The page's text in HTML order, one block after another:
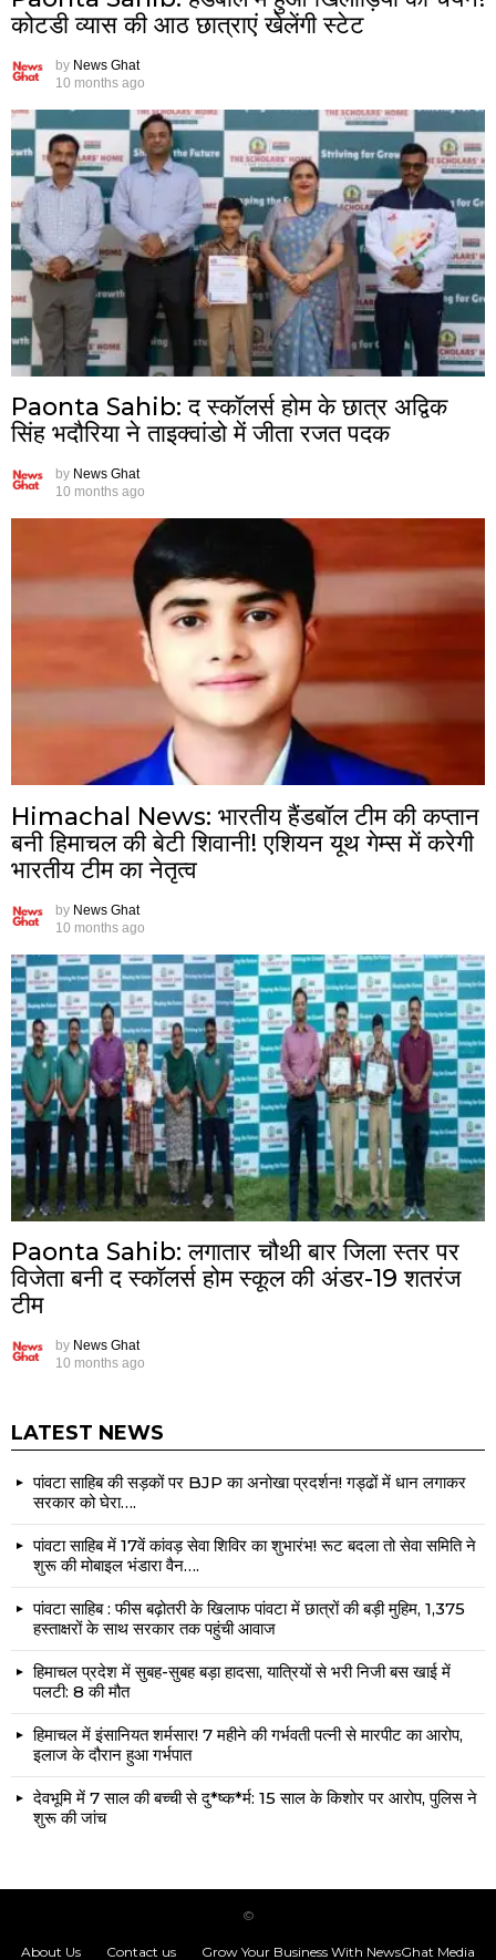
कोटडी व्यास की आठ छात्राएं खेलेंगी स्टेट
by News Ghat
10 months ago
Paonta Sahib: द स्कॉलर्स होम के छात्र अद्विक
सिंह भदौरिया ने ताइक्वांडो में जीता रजत पदक
by News Ghat
10 months ago
Himachal News: भारतीय हैंडबॉल टीम की कप्तान
बनी हिमाचल की बेटी शिवानी! एशियन यूथ गेम्स में करेगी
भारतीय टीम का नेतृत्व
by News Ghat
10 months ago
Paonta Sahib: लगातार चौथी बार जिला स्तर पर
विजेता बनी द स्कॉलर्स होम स्कूल की अंडर-19 शतरंज
टीम
by News Ghat
10 months ago
LATEST NEWS
पांवटा साहिब की सड़कों पर BJP का अनोखा प्रदर्शन! गड्ढों में धान लगाकर
सरकार को घेरा….
पांवटा साहिब में 17वें कांवड़ सेवा शिविर का शुभारंभ! रूट बदला तो सेवा समिति ने
शुरू की मोबाइल भंडारा वैन….
पांवटा साहिब : फीस बढ़ोतरी के खिलाफ पांवटा में छात्रों की बड़ी मुहिम, 1,375
हस्ताक्षरों के साथ सरकार तक पहुंची आवाज
हिमाचल प्रदेश में सुबह-सुबह बड़ा हादसा, यात्रियों से भरी निजी बस खाई में
पलटी: 8 की मौत
हिमाचल में इंसानियत शर्मसार! 7 महीने की गर्भवती पत्नी से मारपीट का आरोप,
इलाज के दौरान हुआ गर्भपात
देवभूमि में 7 साल की बच्ची से दु*ष्क*र्म: 15 साल के किशोर पर आरोप, पुलिस ने
शुरू की जांच
©
About Us Contact us Grow Your Business With NewsGhat Media